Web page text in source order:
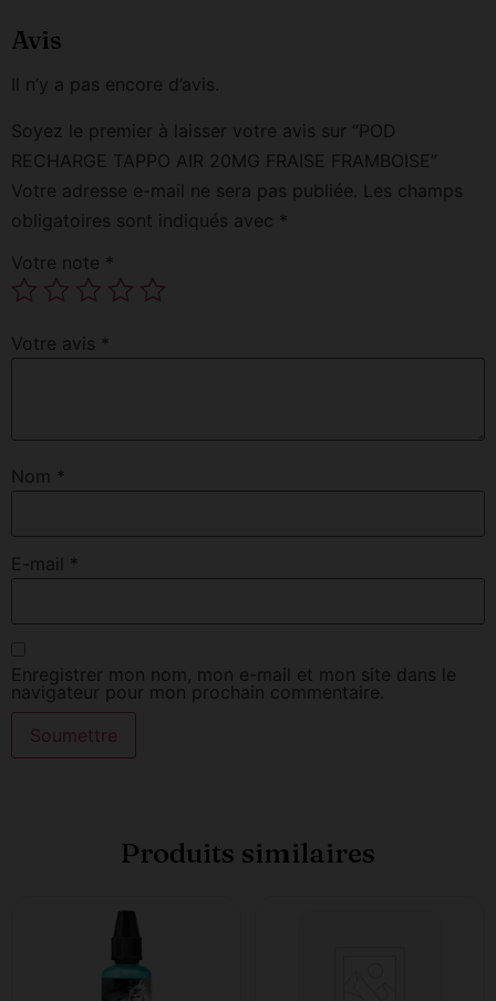
Avis
Il n’y a pas encore d’avis.
Soyez le premier à laisser votre avis sur “POD
RECHARGE TAPPO AIR 20MG FRAISE FRAMBOISE”
Votre adresse e-mail ne sera pas publiée. Les champs
obligatoires sont indiqués avec *
Votre note *
Votre avis *
Nom *
E-mail *
Enregistrer mon nom, mon e-mail et mon site dans le
navigateur pour mon prochain commentaire.
Produits similaires